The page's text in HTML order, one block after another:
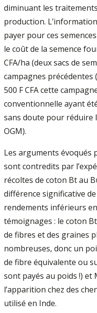
diminuant les
production.
payer pour ces
le coût de la semence
CFA/ha (deux sacs de
campagnes précédentes
500 F CFA cette
conventionnelle ayant
sans doute pour réduire
OGM).
Les arguments évoqués
sont contredits par
récoltes de coton Bt au
différence significative
rendements inférieurs
témoignages : le coton
de fibres et des graines
nombreuses, donc un
de fibre équivalente ou
sont payés au poids !)
l’apparition chez des
utilisé en Inde.